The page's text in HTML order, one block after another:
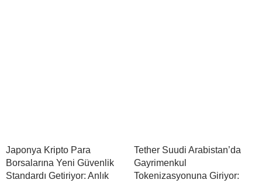
Japonya Kripto Para
Borsalarına Yeni Güvenlik
Standardı Getiriyor: Anlık
Tether Suudi Arabistan’da
Gayrimenkul
Tokenizasyonuna Giriyor: